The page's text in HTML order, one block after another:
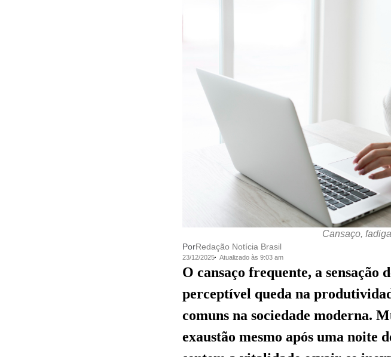
Cansaço,
PorRedação Notícia Brasil
23/12/2025 Atualizado às 9:03 am
O cansaço frequente, a sensação
perceptível queda na
comuns na sociedade moderna.
exaustão mesmo após uma noite